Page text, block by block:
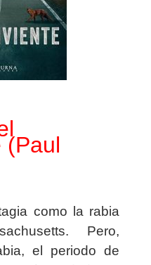
(Paul
como la rabia
Pero,
el periodo de